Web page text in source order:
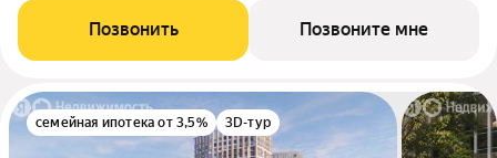
Позвонить Позвоните мне
семейная ипотека от 3,5% 3D-тур